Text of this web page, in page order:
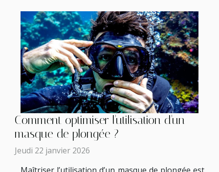
Comment optimiser l'utilisation d'un
masque de plongée ?
Jeudi 22 janvier 2026